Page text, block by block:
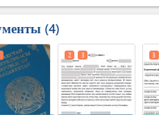
4
2 3 3